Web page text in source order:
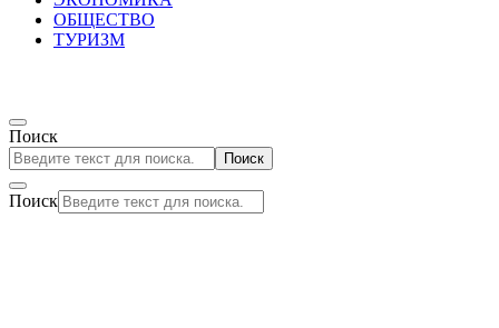
ОБЩЕСТВО
ТУРИЗМ
Поиск
Поиск
Поиск